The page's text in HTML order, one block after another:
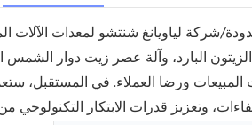
لياويانغ شنتشو لمعدات الآلات
البارد، وآلة عصر زيت دوار الشمس
المبيعات ورضا العملاء. في